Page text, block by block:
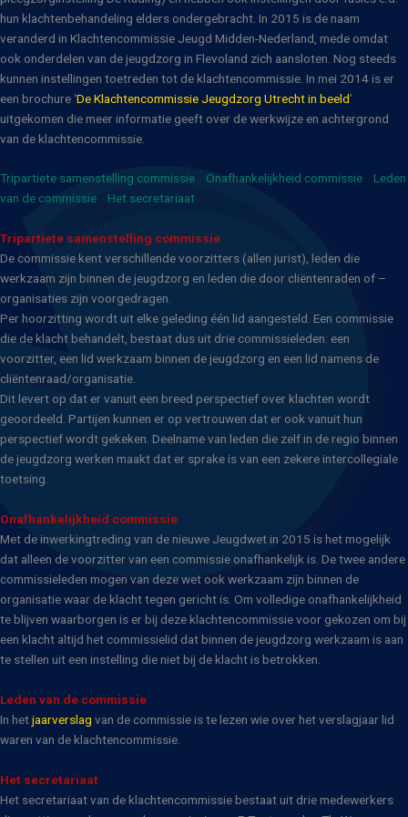
hun klachtenbehandeling elders ondergebracht. In 2015 is de naam
veranderd in Klachtencommissie Jeugd Midden-Nederland, mede omdat
ook onderdelen van de jeugdzorg in Flevoland zich aansloten. Nog steeds
kunnen instellingen toetreden tot de klachtencommissie. In mei 2014 is er
een brochure ‘De Klachtencommissie Jeugdzorg Utrecht in beeld’
uitgekomen die meer informatie geeft over de werkwijze en achtergrond
van de klachtencommissie.
Tripartiete samenstelling commissie Onafhankelijkheid commissie
Leden
van de commissie
Het secretariaat
Tripartiete samenstelling commissie
De commissie kent verschillende voorzitters (allen jurist), leden die
werkzaam zijn binnen de jeugdzorg en leden die door cliëntenraden of –
organisaties zijn voorgedragen.
Per hoorzitting wordt uit elke geleding één lid aangesteld. Een commissie
die de klacht behandelt, bestaat dus uit drie commissieleden: een
voorzitter, een lid werkzaam binnen de jeugdzorg en een lid namens de
cliëntenraad/organisatie.
Dit levert op dat er vanuit een breed perspectief over klachten wordt
geoordeeld. Partijen kunnen er op vertrouwen dat er ook vanuit hun
perspectief wordt gekeken. Deelname van leden die zelf in de regio binnen
de jeugdzorg werken maakt dat er sprake is van een zekere intercollegiale
toetsing.
Onafhankelijkheid commissie
Met de inwerkingtreding van de nieuwe Jeugdwet in 2015 is het mogelijk
dat alleen de voorzitter van een commissie onafhankelijk is. De twee andere
commissieleden mogen van deze wet ook werkzaam zijn binnen de
organisatie waar de klacht tegen gericht is. Om volledige onafhankelijkheid
te blijven waarborgen is er bij deze klachtencommissie voor gekozen om bij
een klacht altijd het commissielid dat binnen de jeugdzorg werkzaam is aan
te stellen uit een instelling die niet bij de klacht is betrokken.
Leden van de commissie
In hetjaarverslag van de commissie is te lezen wie over het verslagjaar lid
waren van de klachtencommissie.
Het secretariaat
Het secretariaat van de klachtencommissie bestaat uit drie medewerkers